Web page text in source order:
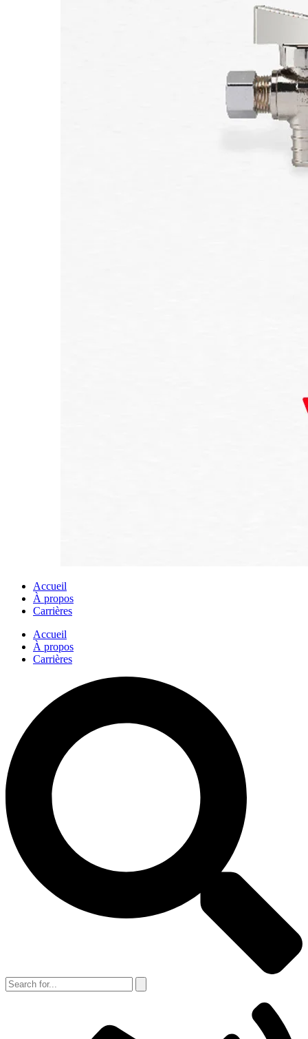
Accueil
À propos
Carrières
Accueil
À propos
Carrières